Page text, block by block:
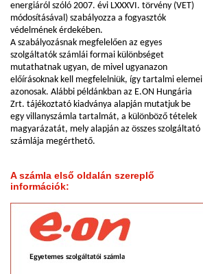
energiáról szóló 2007. évi LXXXVI. törvény (VET)
módosításával) szabályozza a fogyasztók
védelmének érdekében.
A szabályozásnak megfelelően az egyes
szolgáltatók számlái formai különbséget
mutathatnak ugyan, de mivel ugyanazon
előírásoknak kell megfelelniük, így tartalmi elemei
azonosak. Alábbi példánkban az E.ON Hungária
Zrt. tájékoztató kiadványa alapján mutatjuk be
egy villanyszámla tartalmát, a különböző tételek
magyarázatát, mely alapján az összes szolgáltató
számlája megérthető.
A számla első oldalán szereplő
információk: